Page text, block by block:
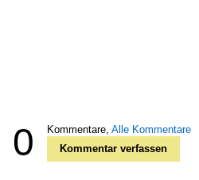
0 Kommentare, Alle Kommentare
Kommentar verfassen